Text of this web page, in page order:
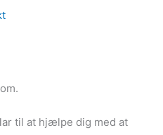
til at hjælpe dig med at